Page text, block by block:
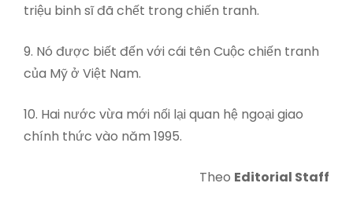
triệu binh sĩ đã chết trong chiến tranh.
9. Nó được biết đến với cái tên Cuộc chiến tranh
của Mỹ ở Việt Nam.
10. Hai nước vừa mới nối lại quan hệ ngoại giao
chính thức vào năm 1995.
Theo Editorial Staff